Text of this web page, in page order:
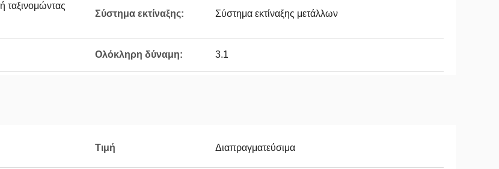
ταξινομώντας
Σύστημα εκτίναξης: Σύστημα εκτίναξης μετάλλων
Ολόκληρη δύναμη: 3.1
Τιμή Διαπραγματεύσιμα